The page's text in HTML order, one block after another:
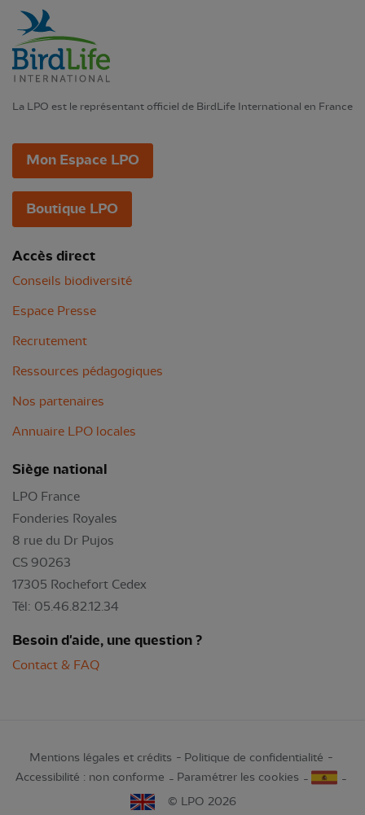
La LPO est le représentant officiel de BirdLife International en France
Mon Espace LPO
Boutique LPO
Accès direct
Conseils biodiversité
Espace Presse
Recrutement
Ressources pédagogiques
Nos partenaires
Annuaire LPO locales
Siège national
LPO France
Fonderies Royales
8 rue du Dr Pujos
CS 90263
17305 Rochefort Cedex
Tél: 05.46.82.12.34
Besoin d'aide, une question ?
Contact & FAQ
Mentions légales et crédits
Politique de confidentialité
Accessibilité : non conforme
Paramétrer les cookies
© LPO 2026